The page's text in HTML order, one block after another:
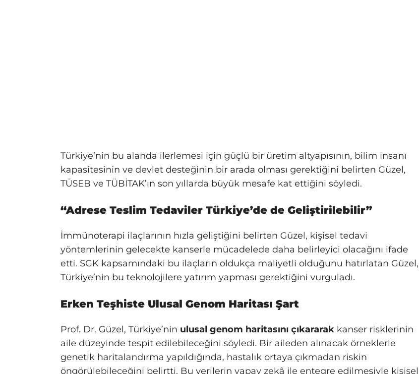
Türkiye’nin bu alanda ilerlemesi için güçlü bir üretim altyapısının, bilim insanı
kapasitesinin ve devlet desteğinin bir arada olması gerektiğini belirten Güzel,
TÜSEB ve TÜBİTAK’ın son yıllarda büyük mesafe kat ettiğini söyledi.
“Adrese Teslim Tedaviler Türkiye’de de Geliştirilebilir”
İmmünoterapi ilaçlarının hızla geliştiğini belirten Güzel, kişisel tedavi
yöntemlerinin gelecekte kanserle mücadelede daha belirleyici olacağını ifade
etti. SGK kapsamındaki bu ilaçların oldukça maliyetli olduğunu hatırlatan Güzel,
Türkiye’nin bu teknolojilere yatırım yapması gerektiğini vurguladı.
Erken Teşhiste Ulusal Genom Haritası Şart
Prof. Dr. Güzel, Türkiye’nin ulusal genom haritasını çıkararak kanser risklerinin
aile düzeyinde tespit edilebileceğini söyledi. Bir aileden alınacak örneklerle
genetik haritalandırma yapıldığında, hastalık ortaya çıkmadan riskin
öngörülebileceğini belirtti. Bu verilerin yapay zekâ ile entegre edilmesiyle kişisel